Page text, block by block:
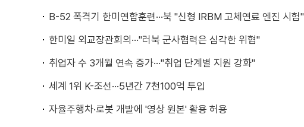
B-52 폭격기 한미연합훈련···북 "신형 IRBM 고체연료 엔진 시험"
한미일 외교장관회의···"러북 군사협력은 심각한 위협"
취업자 수 3개월 연속 증가···"취업 단계별 지원 강화"
세계 1위 K-조선···5년간 7천100억 투입
자율주행차·로봇 개발에 '영상 원본' 활용 허용